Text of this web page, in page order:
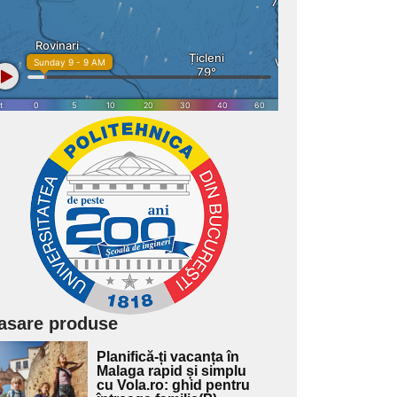
produse
textul
Planifică-ți vacanța în
Malaga rapid și simplu
cu Vola.ro: ghid pentru